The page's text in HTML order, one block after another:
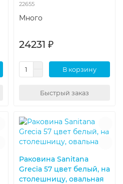
22655
Много
24231 ₽
В корзину
Быстрый заказ
Раковина Sanitana
Grecia 57 цвет белый, на
столешницу, овальная